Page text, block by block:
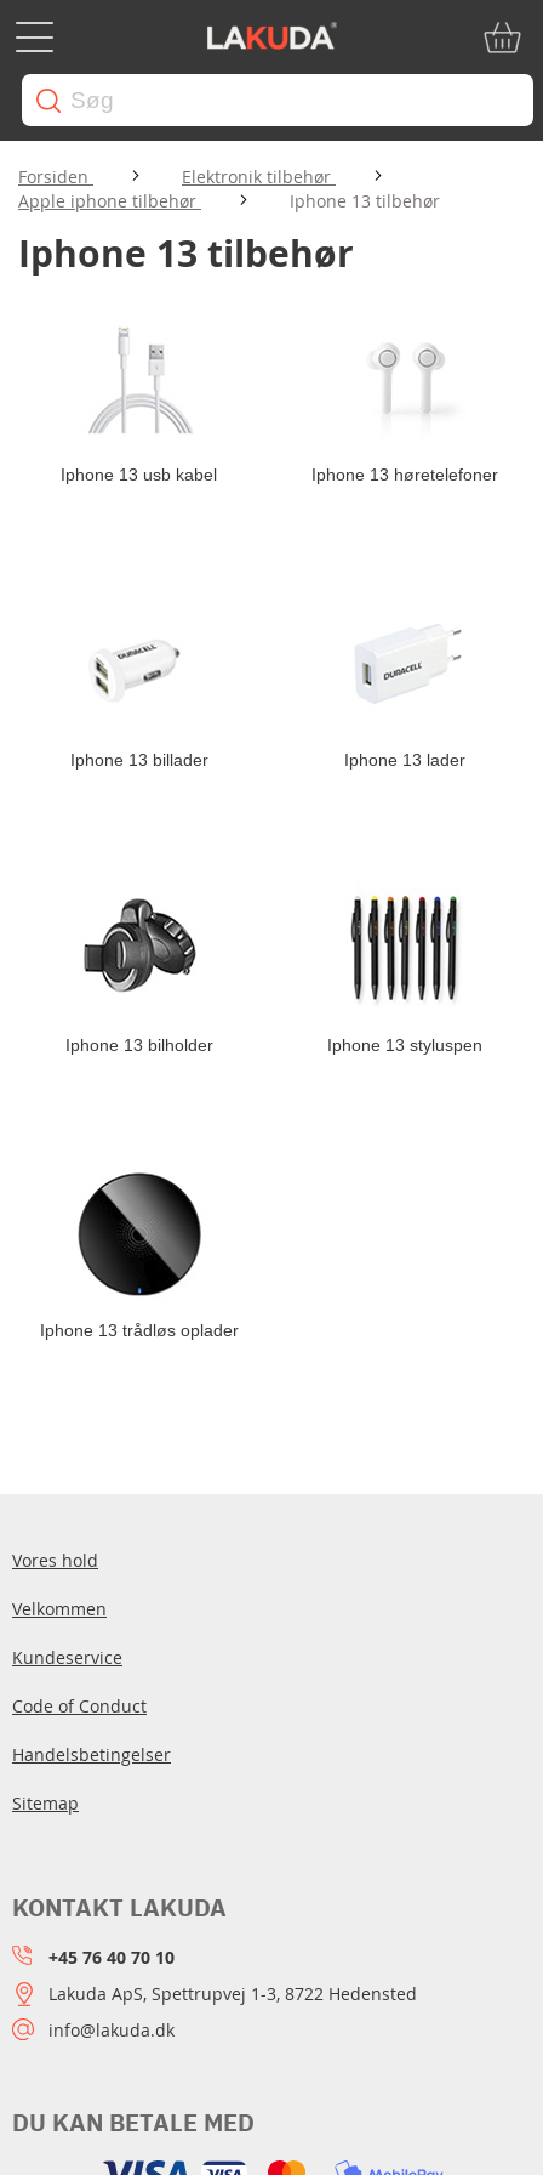
Forsiden
Elektronik tilbehør
Apple iphone tilbehør
Iphone 13 tilbehør
Iphone 13 tilbehør
Iphone 13 usb kabel Iphone 13 høretelefoner
Iphone 13 billader Iphone 13 lader
Iphone 13 bilholder Iphone 13 styluspen
Iphone 13 trådløs oplader
Vores hold
Velkommen
Kundeservice
Code of Conduct
Handelsbetingelser
Sitemap
DU KAN BETALE MED
KONTAKT LAKUDA
+45 76 40 70 10
Lakuda ApS, Spettrupvej 1-3, 8722 Hedensted
info@lakuda.dk